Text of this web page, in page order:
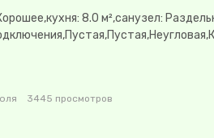
8.0 м²,санузел:
3445 просмотров